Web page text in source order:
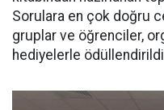
Sorulara en çok doğru
gruplar ve öğrenciler,
hediyelerle